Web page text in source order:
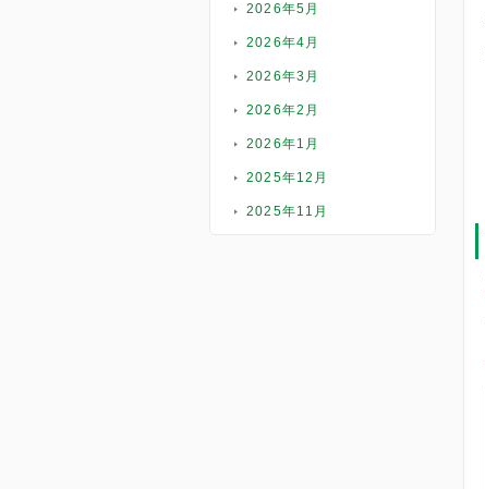
2026年5月
2026年4月
2026年3月
2026年2月
2026年1月
2025年12月
2025年11月